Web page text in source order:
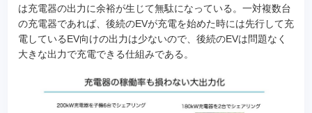
は充電器の出力に余裕が生じて無駄になっている。一対複数台
の充電器であれば、後続のEVが充電を始めた時には先行して充
電しているEV向けの出力は少ないので、後続のEVは問題なく
大きな出力で充電できる仕組みである。